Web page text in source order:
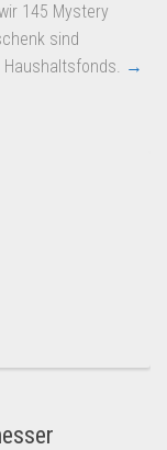
145 Mystery
sind
→